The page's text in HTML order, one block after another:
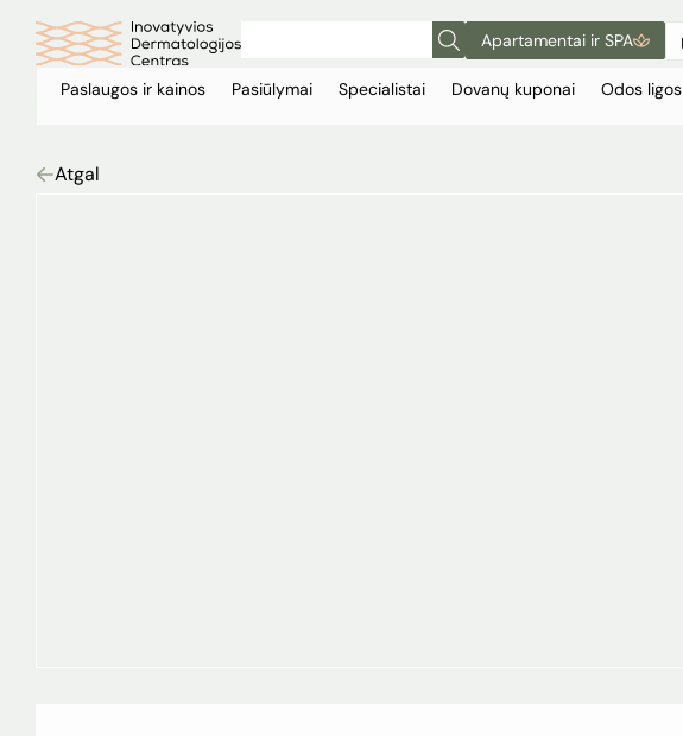
Apartamentai ir SPA
Paslaugos ir kainos Pasiūlymai Specialistai Dovanų kuponai Odos ligos
Atgal